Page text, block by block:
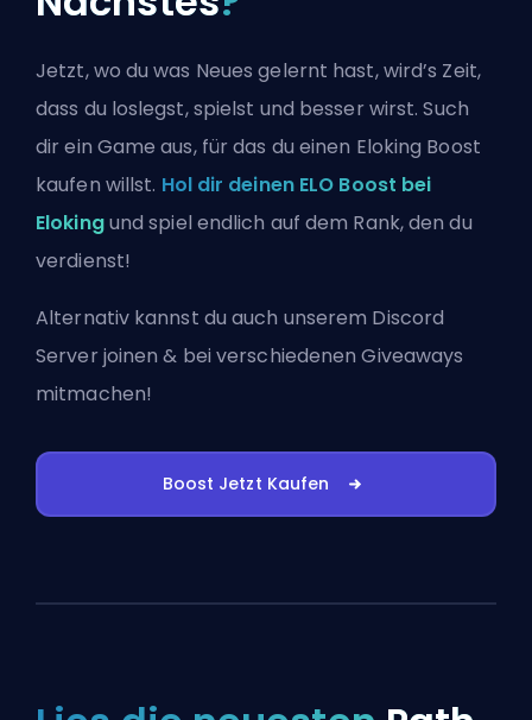
Jetzt, wo du was Neues gelernt hast, wird’s Zeit,
dass du loslegst, spielst und besser wirst. Such
dir ein Game aus, für das du einen Eloking Boost
kaufen willst. Hol dir deinen ELO Boost bei
Elokingund spiel endlich auf dem Rank, den du
verdienst!
Alternativ kannst du auch unserem Discord
Server joinen & bei verschiedenen Giveaways
mitmachen!
Boost Jetzt Kaufen